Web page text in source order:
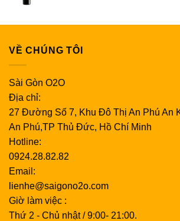
VỀ CHÚNG TÔI
Sài Gòn O2O
Địa chỉ:
27 Đường Số 7, Khu Đô Thị An Phú An
An Phú,TP Thủ Đức, Hồ Chí Minh
Hotline:
0924.28.82.82
Email:
lienhe@saigono2o.com
Giờ làm việc :
Thứ 2 - Chủ nhật / 9:00- 21:00.